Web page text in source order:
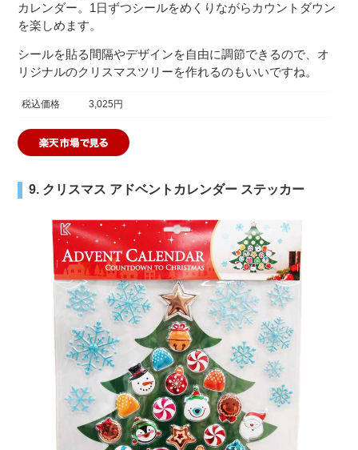
カレンダー。1日ずつシールをめくりながらカウントダウン
を楽しめます。
シールを貼る間隔やデザインを自由に調節できるので、オ
リジナルのクリスマスツリーを作れるのもいいですね。
税込価格 3,025円
9. クリスマス アドベントカレンダー ステッカー